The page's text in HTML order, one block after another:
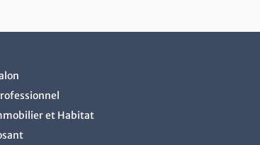
et Habitat